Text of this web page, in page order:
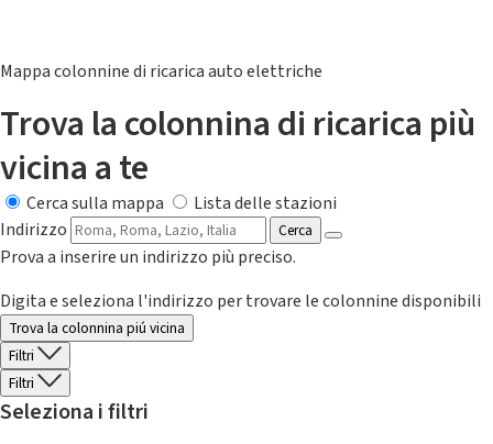
Mappa colonnine di ricarica auto elettriche
Trova la colonnina di ricarica più
vicina a te
Cerca sulla mappa
Lista delle stazioni
Indirizzo
Cerca
Prova a inserire un indirizzo più preciso.
Digita e seleziona l'indirizzo per trovare le colonnine disponibili
Trova la colonnina piú vicina
Filtri
Filtri
Seleziona i filtri